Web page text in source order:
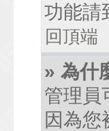
功能請
回頂端
» 為什
管理員
因為您